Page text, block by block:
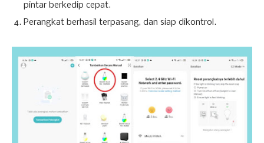
pintar berkedip cepat.
Perangkat berhasil terpasang, dan siap dikontrol.